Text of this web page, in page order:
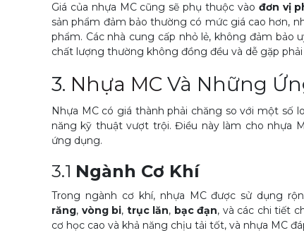
Giá của nhựa MC cũng sẽ phụ thuộc vào đơn vị
sản phẩm đảm bảo thường có mức giá cao hơn,
phẩm. Các nhà cung cấp nhỏ lẻ, không đảm bảo
chất lượng thường không đồng đều và dễ gặp
3. Nhựa MC Và Những
Nhựa MC có giá thành phải chăng so với một số
năng kỹ thuật vượt trội. Điều này làm cho nhựa
ứng dụng.
3.1 Ngành Cơ Khí
Trong ngành cơ khí, nhựa MC được sử dụng
răng, vòng bi, trục lăn, bạc đạn, và các chi tiết
cơ học cao và khả năng chịu tải tốt, và nhựa MC